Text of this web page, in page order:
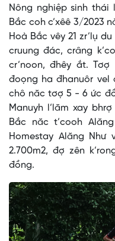
Nông nghiệp sinh thái
Bắc coh c’xêê 3/2023
Hoà Bắc vêy 21 zr’lụ
cruung đác, crâng
cr’noon, đhêy ắt. Tơợ
đoọng ha đhanuôr
chô năc tơợ 5 - 6 ức
Manuyh l’lăm xay
Bắc năc t’cooh
Homestay Alăng
2.700m2, đợ zên
đồng.